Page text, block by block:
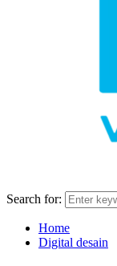
Search for:
Home
Digital desain